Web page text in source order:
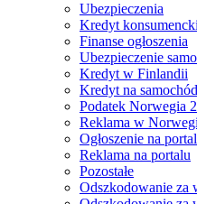
Ubezpieczenia
Kredyt konsumencki
Finanse ogłoszenia
Ubezpieczenie
Kredyt w Finlandii
Kredyt na
Podatek Norwegia
Reklama w
Ogłoszenie na
Reklama na portalu
Pozostałe
Odszkodowanie za